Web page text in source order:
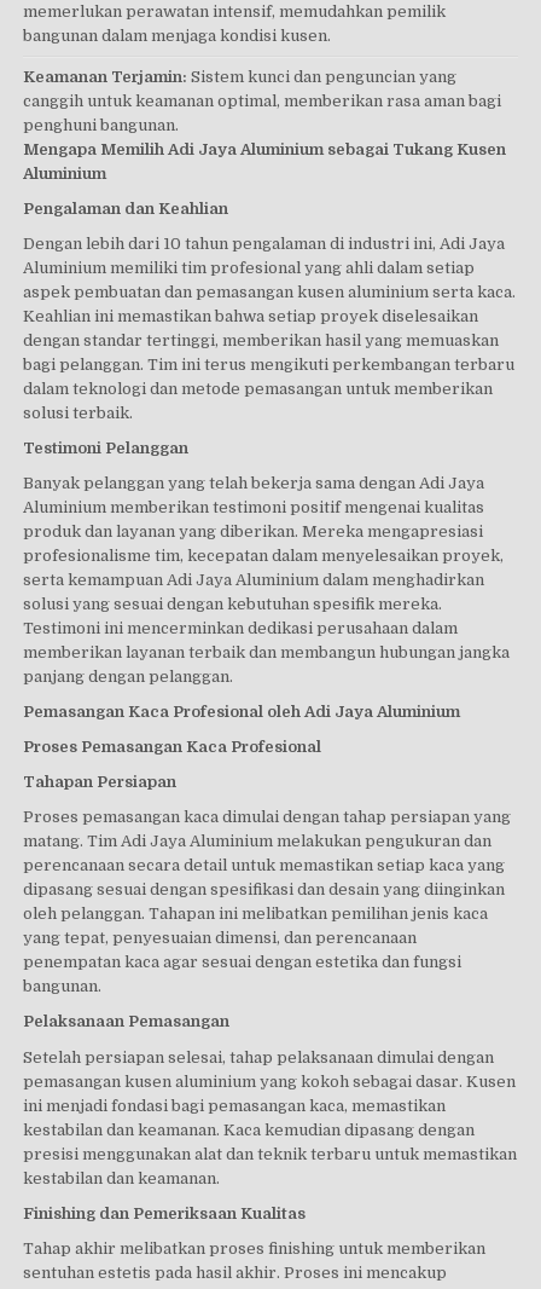
memerlukan perawatan intensif, memudahkan pemilik
bangunan dalam menjaga kondisi kusen.
Keamanan Terjamin: Sistem kunci dan penguncian yang
canggih untuk keamanan optimal, memberikan rasa aman bagi
penghuni bangunan.
Mengapa Memilih Adi Jaya Aluminium sebagai Tukang Kusen
Aluminium
Pengalaman dan Keahlian
Dengan lebih dari 10 tahun pengalaman di industri ini, Adi Jaya
Aluminium memiliki tim profesional yang ahli dalam setiap
aspek pembuatan dan pemasangan kusen aluminium serta kaca.
Keahlian ini memastikan bahwa setiap proyek diselesaikan
dengan standar tertinggi, memberikan hasil yang memuaskan
bagi pelanggan. Tim ini terus mengikuti perkembangan terbaru
dalam teknologi dan metode pemasangan untuk memberikan
solusi terbaik.
Testimoni Pelanggan
Banyak pelanggan yang telah bekerja sama dengan Adi Jaya
Aluminium memberikan testimoni positif mengenai kualitas
produk dan layanan yang diberikan. Mereka mengapresiasi
profesionalisme tim, kecepatan dalam menyelesaikan proyek,
serta kemampuan Adi Jaya Aluminium dalam menghadirkan
solusi yang sesuai dengan kebutuhan spesifik mereka.
Testimoni ini mencerminkan dedikasi perusahaan dalam
memberikan layanan terbaik dan membangun hubungan jangka
panjang dengan pelanggan.
Pemasangan Kaca Profesional oleh Adi Jaya Aluminium
Proses Pemasangan Kaca Profesional
Tahapan Persiapan
Proses pemasangan kaca dimulai dengan tahap persiapan yang
matang. Tim Adi Jaya Aluminium melakukan pengukuran dan
perencanaan secara detail untuk memastikan setiap kaca yang
dipasang sesuai dengan spesifikasi dan desain yang diinginkan
oleh pelanggan. Tahapan ini melibatkan pemilihan jenis kaca
yang tepat, penyesuaian dimensi, dan perencanaan
penempatan kaca agar sesuai dengan estetika dan fungsi
bangunan.
Pelaksanaan Pemasangan
Setelah persiapan selesai, tahap pelaksanaan dimulai dengan
pemasangan kusen aluminium yang kokoh sebagai dasar. Kusen
ini menjadi fondasi bagi pemasangan kaca, memastikan
kestabilan dan keamanan. Kaca kemudian dipasang dengan
presisi menggunakan alat dan teknik terbaru untuk memastikan
kestabilan dan keamanan.
Finishing dan Pemeriksaan Kualitas
Tahap akhir melibatkan proses finishing untuk memberikan
sentuhan estetis pada hasil akhir. Proses ini mencakup